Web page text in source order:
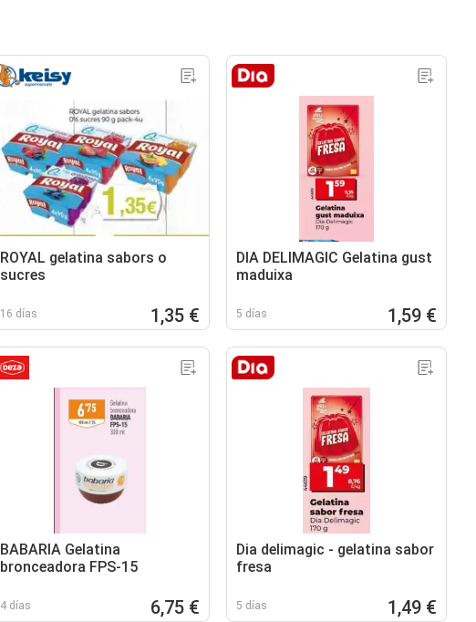
ROYAL gelatina sabors o
sucres
16 días 1,35 €
DIA DELIMAGIC Gelatina gust
maduixa
5 días 1,59 €
BABARIA Gelatina
bronceadora FPS-15
4 días 6,75 €
Dia delimagic - gelatina sabor
fresa
5 días 1,49 €